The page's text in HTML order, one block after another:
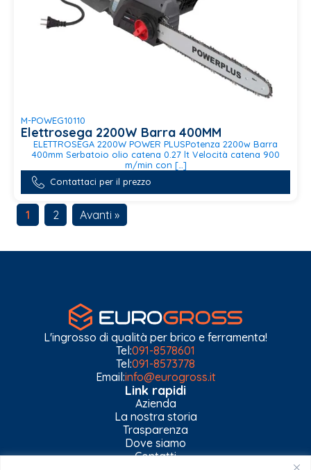
M-POWEG10110
Elettrosega 2200W Barra 400MM
ELETTROSEGA 2200W POWER PLUSPotenza 2200w Barra
400mm Serbatoio olio catena 0.27 lt Velocità catena 900
m/min con […]
Contattaci per il prezzo
1 2 Avanti »
L'ingrosso di qualità per brico e ferramenta!
Tel:091-8578601
Tel:091-8573778
Email:info@eurogross.it
Link rapidi
Azienda
La nostra storia
Trasparenza
Dove siamo
Contatti